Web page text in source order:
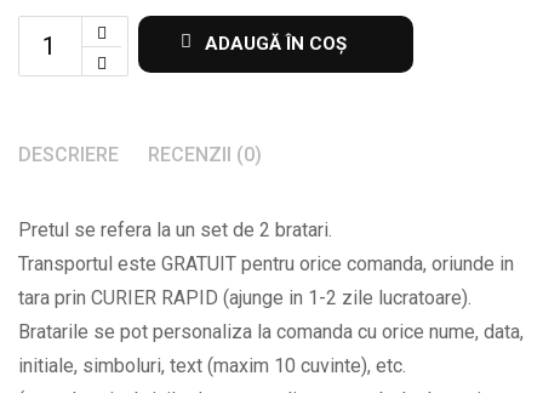
Set
pentru
cu
mesajul
Te
iubesc
initiale
ADAUGĂ ÎN COȘ
DESCRIERE RECENZII (0)
Pretul se refera la un set de 2 bratari.
Transportul este GRATUIT pentru orice comanda, oriunde in
tara prin CURIER RAPID (ajunge in 1-2 zile lucratoare).
Bratarile se pot personaliza la comanda cu orice nume, data,
initiale, simboluri, text (maxim 10 cuvinte), etc.